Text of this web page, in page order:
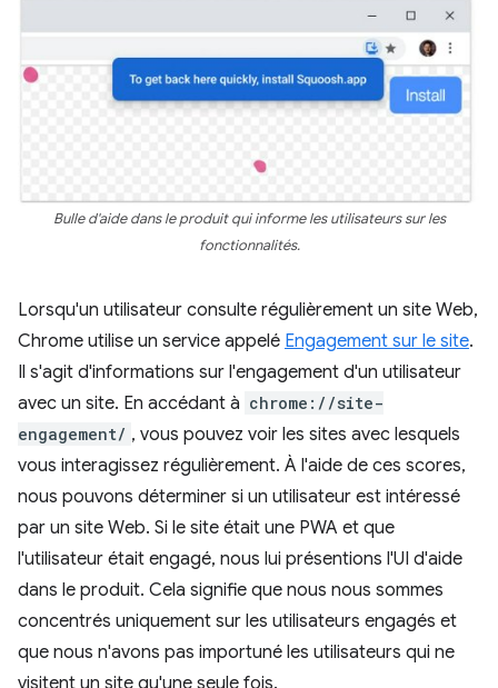
Bulle d'aide dans le produit qui informe les utilisateurs sur les
fonctionnalités.
Lorsqu'un utilisateur consulte régulièrement un site Web,
Chrome utilise un service appelé Engagement sur le site.
Il s'agit d'informations sur l'engagement d'un utilisateur
avec un site. En accédant à chrome://site-
engagement/ , vous pouvez voir les sites avec lesquels
vous interagissez régulièrement. À l'aide de ces scores,
nous pouvons déterminer si un utilisateur est intéressé
par un site Web. Si le site était une PWA et que
l'utilisateur était engagé, nous lui présentions l'UI d'aide
dans le produit. Cela signifie que nous nous sommes
concentrés uniquement sur les utilisateurs engagés et
que nous n'avons pas importuné les utilisateurs qui ne